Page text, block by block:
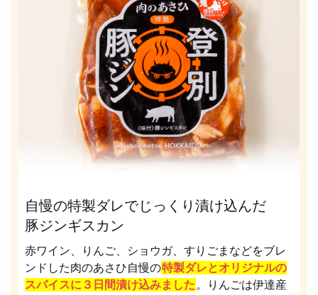
自慢の特製ダレでじっくり漬け込んだ
豚ジンギスカン
赤ワイン、りんご、ショウガ、すりごまなどをブレ
ンドした肉のあさひ自慢の特製ダレとオリジナルの
スパイスに３日間漬け込みました 。りんごは伊達産